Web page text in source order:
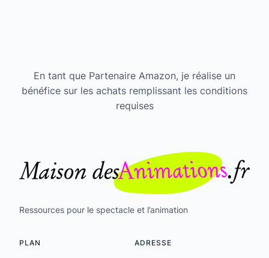
En tant que Partenaire Amazon, je réalise un
bénéfice sur les achats remplissant les conditions
requises
Ressources pour le spectacle et l’animation
PLAN ADRESSE